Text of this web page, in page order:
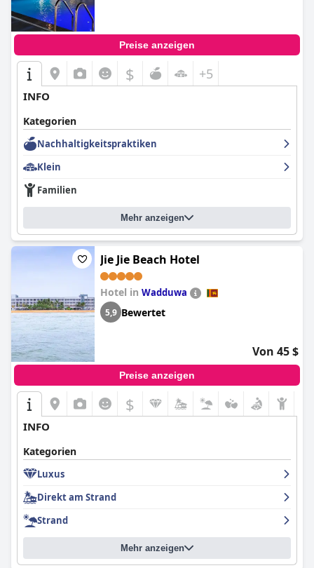
Preise anzeigen
$ +5
INFO
Kategorien
Nachhaltigkeitspraktiken
Klein
Familien
Mehr anzeigen
Jie Jie Beach Hotel
Hotel in Wadduwa
5,9 Bewertet
Von 45 $
Preise anzeigen
$
INFO
Kategorien
Luxus
Direkt am Strand
Strand
Mehr anzeigen